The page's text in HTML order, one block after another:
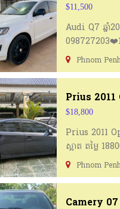
$11,500
Audi Q7 ឆ្នាំ
Phnom
Prius
$18,800
Prius 2011
ស្អាត តម្លៃ
Phnom
Camery 07